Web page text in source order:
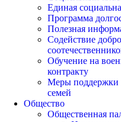
Единая
Программа
Полезная
Содействие
Обучение на
контракту
Меры поддержки
семей
Общество
Общественная